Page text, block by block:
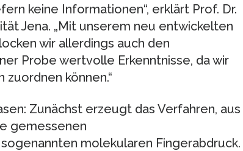
keine Informationen“, erklärt Prof. Dr.
Jena. „Mit unserem neu entwickelten
wir allerdings auch den
Probe wertvolle Erkenntnisse, da wir
können.“
Zunächst erzeugt das Verfahren, aus
gemessenen
molekularen Fingerabdruck.